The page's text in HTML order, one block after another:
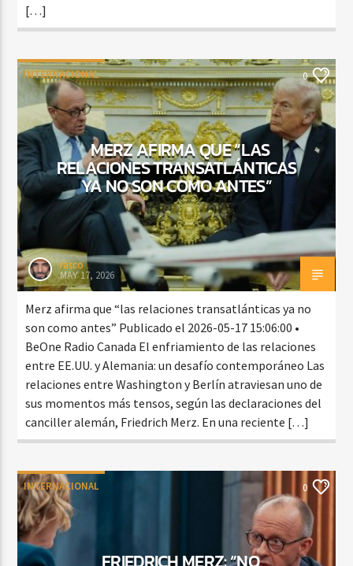
[…]
INTERNACIONAL 0
MERZ AFIRMA QUE “LAS
RELACIONES TRANSATLÁNTICAS
YA NO SON COMO ANTES”
rasco
MAY 17, 2026
Merz afirma que “las relaciones transatlánticas ya no
son como antes” Publicado el 2026-05-17 15:06:00 •
BeOne Radio Canada El enfriamiento de las relaciones
entre EE.UU. y Alemania: un desafío contemporáneo Las
relaciones entre Washington y Berlín atraviesan uno de
sus momentos más tensos, según las declaraciones del
canciller alemán, Friedrich Merz. En una reciente […]
INTERNACIONAL 0